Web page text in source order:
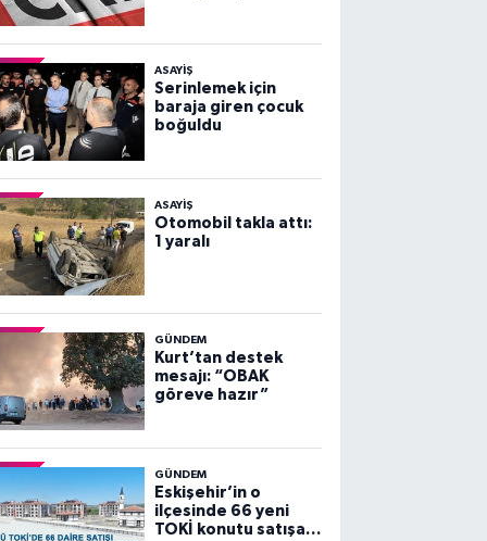
ASAYİŞ
Serinlemek için
baraja giren çocuk
boğuldu
ASAYİŞ
Otomobil takla attı:
1 yaralı
GÜNDEM
Kurt’tan destek
mesajı: “OBAK
göreve hazır”
GÜNDEM
Eskişehir’in o
ilçesinde 66 yeni
TOKİ konutu satışa